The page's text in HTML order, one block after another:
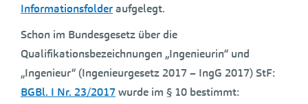
Informationsfolderaufgelegt.
Schon im Bundesgesetz über die
Qualifikationsbezeichnungen „Ingenieurin“ und
„Ingenieur“ (Ingenieurgesetz 2017 – IngG 2017) StF:
BGBl. I Nr. 23/2017wurde im § 10 bestimmt: